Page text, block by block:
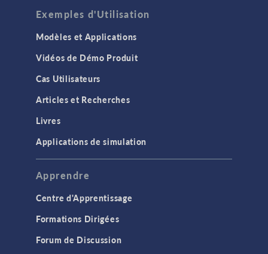
Exemples d'Utilisation
Modèles et Applications
Vidéos de Démo Produit
Cas Utilisateurs
Articles et Recherches
Livres
Applications de simulation
Apprendre
Centre d'Apprentissage
Formations Dirigées
Forum de Discussion